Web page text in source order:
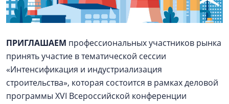
ПРИГЛАШАЕМ профессиональных участников рынка
принять участие в тематической сессии
«Интенсификация и индустриализация
строительства», которая состоится в рамках деловой
программы XVI Всероссийской конференции